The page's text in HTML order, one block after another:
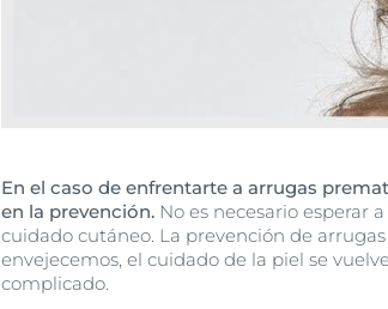
En el caso de enfrentarte a arrugas
en la prevención. No es necesario esperar
cuidado cutáneo. La prevención de
envejecemos, el cuidado de la piel se
complicado.